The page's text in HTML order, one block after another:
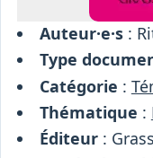
Auteur·e·s:
Type
Catégorie :
Thématique :
Éditeur: